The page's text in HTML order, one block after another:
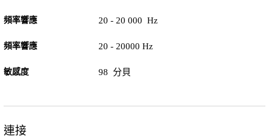
頻率響應 20 - 20 000 Hz
頻率響應 20 - 20000 Hz
敏感度 98 分貝
連接